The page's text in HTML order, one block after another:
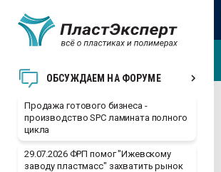
ОБСУЖДАЕМ НА ФОРУМЕ
Продажа готового бизнеса -
производство SPC ламината полного
цикла
29.07.2026 ФРП помог "Ижевскому
заводу пластмасс" захватить рынок